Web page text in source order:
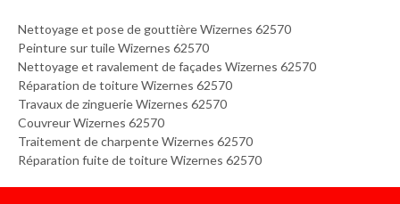
Nettoyage et pose de gouttière Wizernes 62570
Peinture sur tuile Wizernes 62570
Nettoyage et ravalement de façades Wizernes 62570
Réparation de toiture Wizernes 62570
Travaux de zinguerie Wizernes 62570
Couvreur Wizernes 62570
Traitement de charpente Wizernes 62570
Réparation fuite de toiture Wizernes 62570